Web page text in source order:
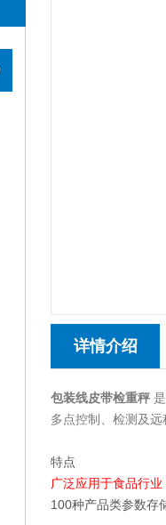
详情介绍
包装线皮带检重秤
多点控制、检测及远
特点
广泛应用于食品行
100种产品类参数存